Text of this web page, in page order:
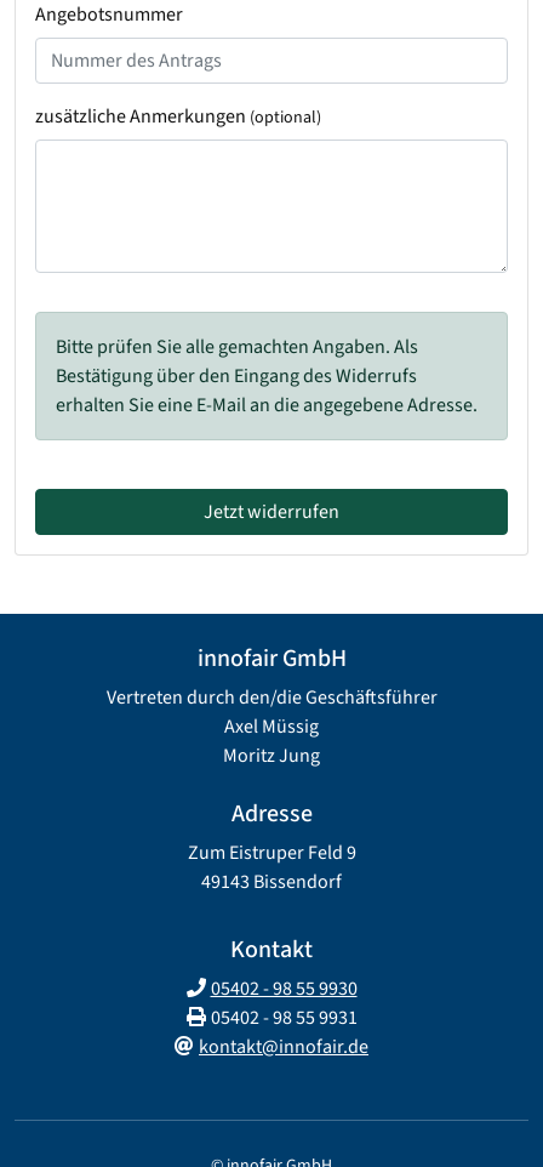
Angebotsnummer
zusätzliche Anmerkungen (optional)
Bitte prüfen Sie alle gemachten Angaben. Als
Bestätigung über den Eingang des Widerrufs
erhalten Sie eine E-Mail an die angegebene Adresse.
Jetzt widerrufen
innofair GmbH
Vertreten durch den/die Geschäftsführer
Axel Müssig
Moritz Jung
Adresse
Zum Eistruper Feld 9
49143 Bissendorf
Kontakt
05402 - 98 55 9930
05402 - 98 55 9931
kontakt@innofair.de